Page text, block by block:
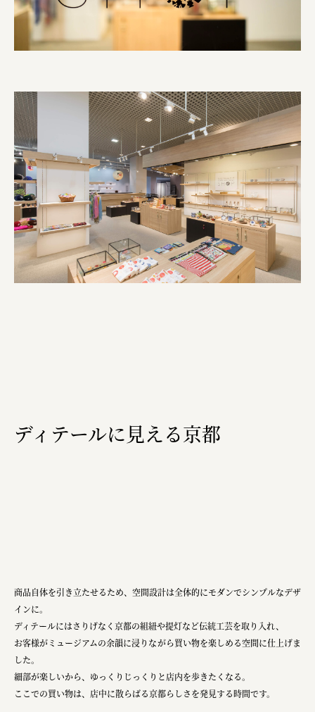
株式会社 中日ステンドアート
DEAR FRIEND'S
株式会社ロッテ
ourselves
一般財団法人 伝統的工芸品産業振興協会
株式会社池田泉州銀行
岡野バルブ製造株式会社
株式会社ふくや
三井不動産株式会社
有限会社 丸久商店
宗教法人圓能寺立 若草幼稚園
株式会社リブロプラス
福島県商工会連合会
京セラ株式会社
一般社団法人手紙寺
ディテールに見える京都
商品自体を引き立たせるため、空間設計は全体的にモダンでシンプルなデザ
インに。
ディテールにはさりげなく京都の組紐や提灯など伝統工芸を取り入れ、
お客様がミュージアムの余韻に浸りながら買い物を楽しめる空間に仕上げま
した。
細部が楽しいから、ゆっくりじっくりと店内を歩きたくなる。
ここでの買い物は、店中に散らばる京都らしさを発見する時間です。